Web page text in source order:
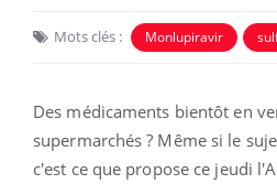
Mots clés : Monlupiravir
Des médicaments bientôt en
supermarchés ? Même si le
c'est ce que propose ce jeudi